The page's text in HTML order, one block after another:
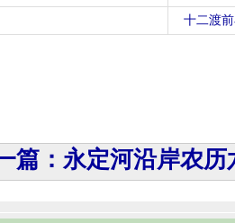
十二渡
篇：永定河沿岸农历